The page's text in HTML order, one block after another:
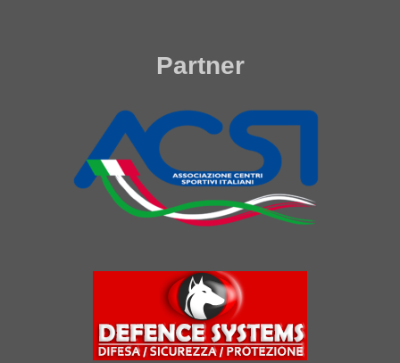
Partner